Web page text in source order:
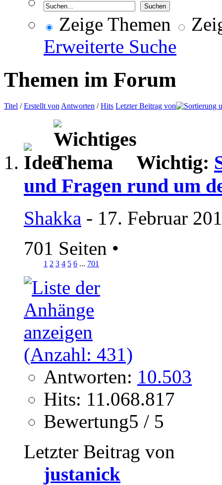
Zeige Themen
Erweiterte Suche
Themen im Forum
Titel /Erstellt von Antworten /Hits Letzter Beitrag von
Wichtig:
und Fragen rund um
Shakka - 17. Februar
701 Seiten •
1 2 3 4 5 6 ... 701
Antworten: 10.503
Hits: 11.068.817
Bewertung5 / 5
Letzter Beitrag von
justanick